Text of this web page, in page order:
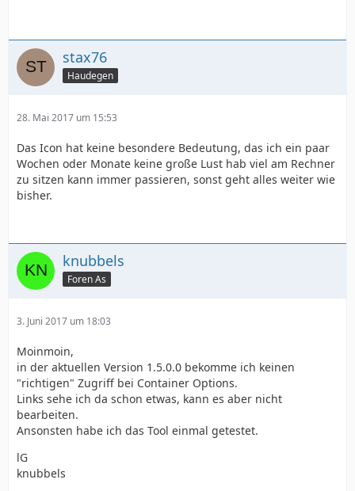
stax76
Haudegen
28. Mai 2017 um 15:53
Das Icon hat keine besondere Bedeutung, das ich ein paar
Wochen oder Monate keine große Lust hab viel am Rechner
zu sitzen kann immer passieren, sonst geht alles weiter wie
bisher.
knubbels
Foren As
3. Juni 2017 um 18:03
Moinmoin,
in der aktuellen Version 1.5.0.0 bekomme ich keinen
"richtigen" Zugriff bei Container Options.
Links sehe ich da schon etwas, kann es aber nicht
bearbeiten.
Ansonsten habe ich das Tool einmal getestet.
lG
knubbels